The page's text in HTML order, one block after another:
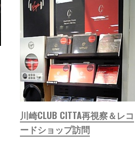
川崎CLUB CITTA再視察＆レコ
ードショップ訪問